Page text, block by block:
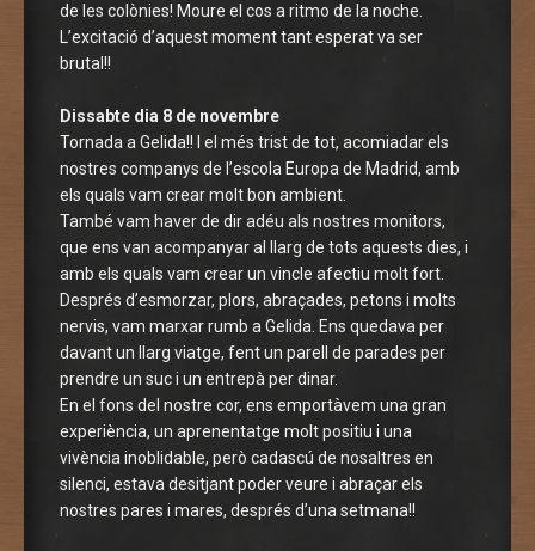
de les colònies! Moure el cos a ritmo de la noche.
L’excitació d’aquest moment tant esperat va ser
brutal!!
Dissabte dia 8 de novembre
Tornada a Gelida!! I el més trist de tot, acomiadar els
nostres companys de l’escola Europa de Madrid, amb
els quals vam crear molt bon ambient.
També vam haver de dir adéu als nostres monitors,
que ens van acompanyar al llarg de tots aquests dies, i
amb els quals vam crear un vincle afectiu molt fort.
Després d’esmorzar, plors, abraçades, petons i molts
nervis, vam marxar rumb a Gelida. Ens quedava per
davant un llarg viatge, fent un parell de parades per
prendre un suc i un entrepà per dinar.
En el fons del nostre cor, ens emportàvem una gran
experiència, un aprenentatge molt positiu i una
vivència inoblidable, però cadascú de nosaltres en
silenci, estava desitjant poder veure i abraçar els
nostres pares i mares, després d’una setmana!!